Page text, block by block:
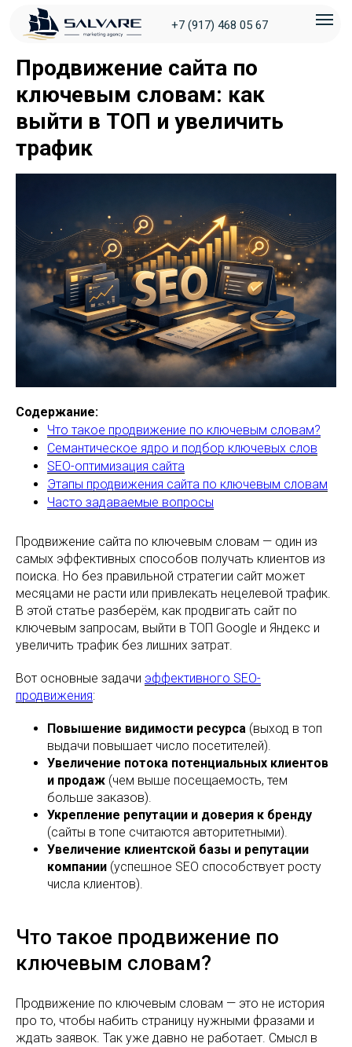
+7 (917) 468 05 67
Продвижение сайта по
ключевым словам: как
выйти в ТОП и увеличить
трафик
Содержание:
Что такое продвижение по ключевым словам?
Семантическое ядро и подбор ключевых слов
SEO-оптимизация сайта
Этапы продвижения сайта по ключевым словам
Часто задаваемые вопросы
Продвижение сайта по ключевым словам — один из
самых эффективных способов получать клиентов из
поиска. Но без правильной стратегии сайт может
месяцами не расти или привлекать нецелевой трафик.
В этой статье разберём, как продвигать сайт по
ключевым запросам, выйти в ТОП Google и Яндекс и
увеличить трафик без лишних затрат.
Вот основные задачи эффективного SEO-
продвижения:
Повышение видимости ресурса (выход в топ
выдачи повышает число посетителей).
Увеличение потока потенциальных клиентов
и продаж (чем выше посещаемость, тем
больше заказов).
Укрепление репутации и доверия к бренду
(сайты в топе считаются авторитетными).
Увеличение клиентской базы и репутации
компании (успешное SEO способствует росту
числа клиентов).
Что такое продвижение по
ключевым словам?
Продвижение по ключевым словам — это не история
про то, чтобы набить страницу нужными фразами и
ждать заявок. Так уже давно не работает. Смысл в